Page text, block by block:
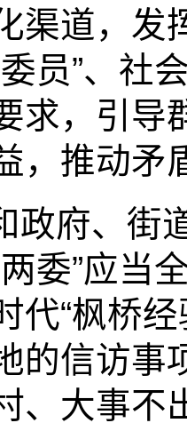
渠道，发
员”、社
求，引导
，推动矛
政府、街
委”应当
代“枫桥
的信访事
、大事不